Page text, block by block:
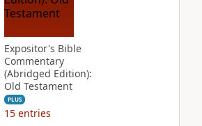
Expositor's Bible
Commentary
(Abridged Edition):
Old Testament
PLUS
15 entries